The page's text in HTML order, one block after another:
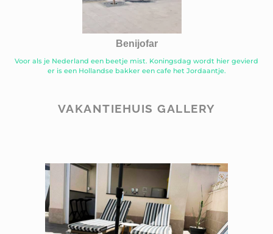
Benijofar
Voor als je Nederland een beetje mist. Koningsdag wordt hier gevierd
er is een Hollandse bakker een cafe het Jordaantje.
VAKANTIEHUIS GALLERY